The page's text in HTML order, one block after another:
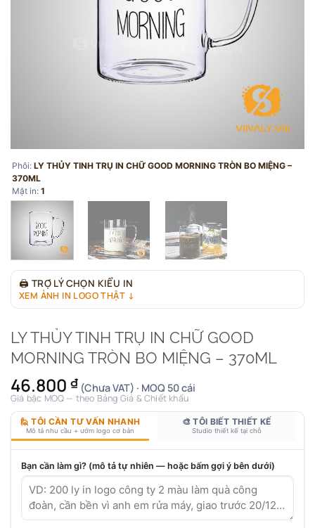
Phôi: LY THỦY TINH TRỤ IN CHỮ GOOD MORNING TRÒN BO MIỆNG –
370ML
Mặt in: 1
🖨 TRỢ LÝ CHỌN KIỂU IN
XEM ẢNH IN LOGO THẬT ↓
LY THỦY TINH TRỤ IN CHỮ GOOD
MORNING TRÒN BO MIỆNG – 370ML
46.800 ₫ (Chưa VAT) · MOQ 50 cái
Giá bậc MOQ — theo Bảng Giá & Chiết khấu
🙋 TÔI CẦN TƯ VẤN NHANH
Mô tả nhu cầu + ướm logo cơ bản
🎨 TÔI BIẾT THIẾT KẾ
Studio thiết kế tại chỗ
Bạn cần làm gì? (mô tả tự nhiên — hoặc bấm gợi ý bên dưới)